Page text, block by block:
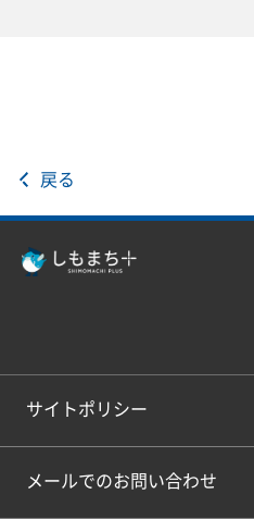
戻る
サイトポリシー
メールでのお問い合わせ